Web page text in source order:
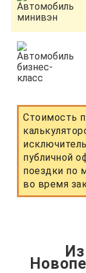
Стоимость
публичной
поездки по
во время